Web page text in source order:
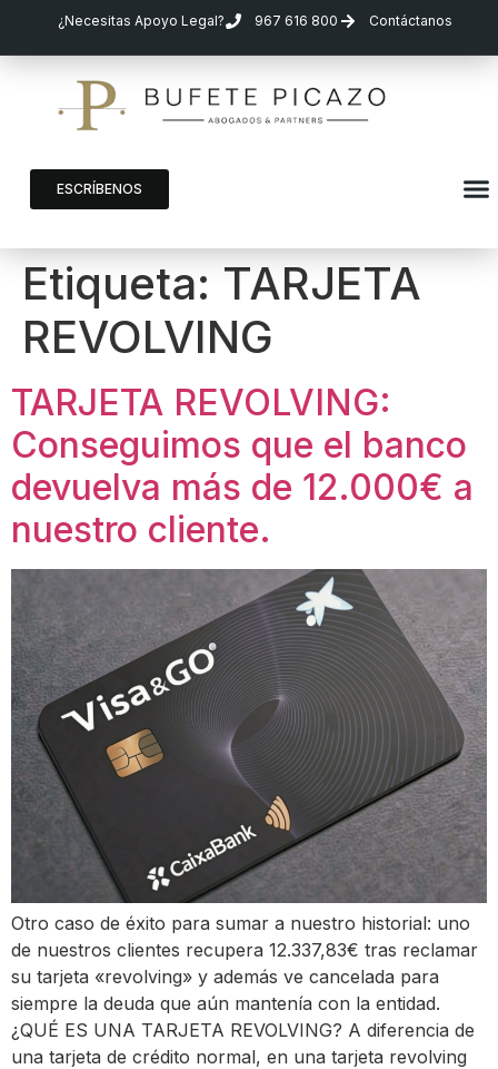
¿Necesitas Apoyo Legal? 967 616 800 Contáctanos
ESCRÍBENOS
Etiqueta: TARJETA
REVOLVING
TARJETA REVOLVING:
Conseguimos que el banco
devuelva más de 12.000€ a
nuestro cliente.
Otro caso de éxito para sumar a nuestro historial: uno
de nuestros clientes recupera 12.337,83€ tras reclamar
su tarjeta «revolving» y además ve cancelada para
siempre la deuda que aún mantenía con la entidad.
¿QUÉ ES UNA TARJETA REVOLVING? A diferencia de
una tarjeta de crédito normal, en una tarjeta revolving